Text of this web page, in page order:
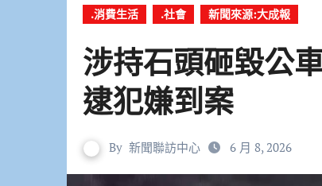
.消費生活 .社會 新聞來源:大成報
涉持石頭砸毀公
逮犯嫌到案
By 新聞聯訪中心 6 月 8, 2026